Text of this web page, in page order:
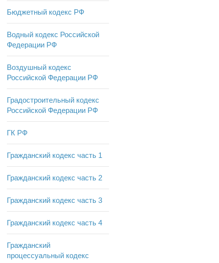
Бюджетный кодекс РФ
Водный кодекс Российской
Федерации РФ
Воздушный кодекс
Российской Федерации РФ
Градостроительный кодекс
Российской Федерации РФ
ГК РФ
Гражданский кодекс часть 1
Гражданский кодекс часть 2
Гражданский кодекс часть 3
Гражданский кодекс часть 4
Гражданский
процессуальный кодекс